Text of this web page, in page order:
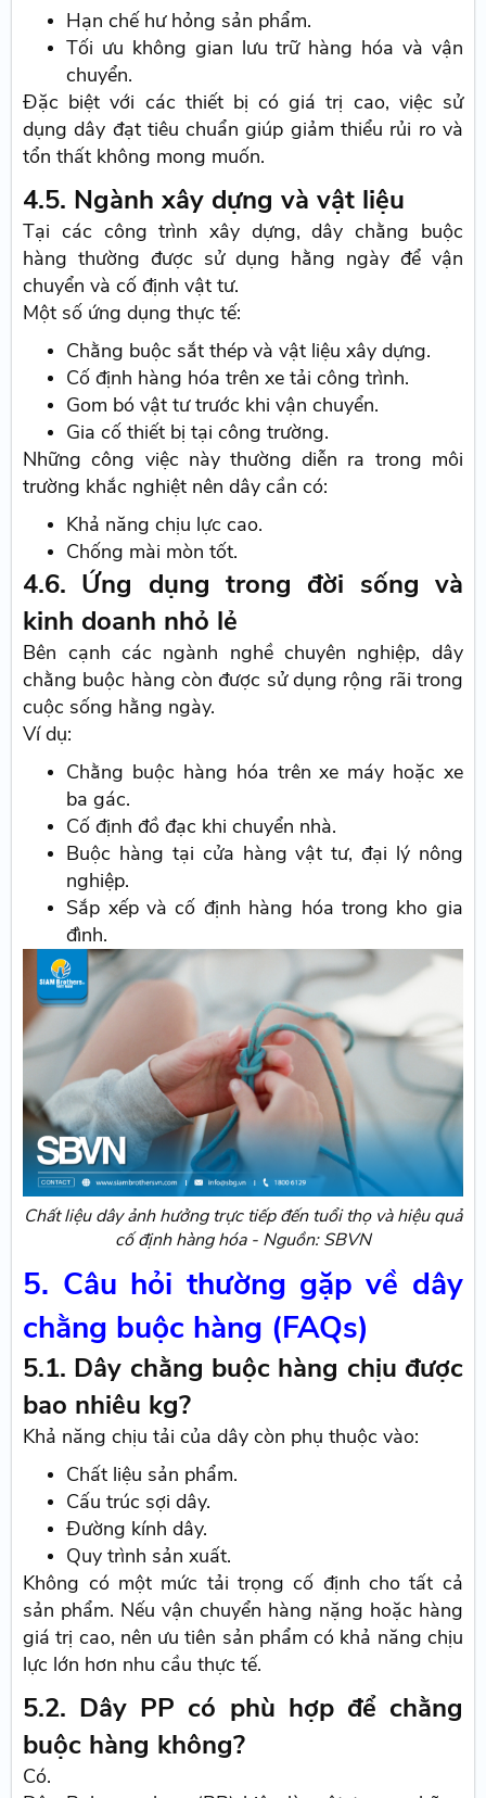
Hạn chế hư hỏng sản phẩm.
Tối ưu không gian lưu trữ hàng hóa và vận
chuyển.
Đặc biệt với các thiết bị có giá trị cao, việc sử
dụng dây đạt tiêu chuẩn giúp giảm thiểu rủi ro và
tổn thất không mong muốn.
4.5. Ngành xây dựng và vật liệu
Tại các công trình xây dựng, dây chằng buộc
hàng thường được sử dụng hằng ngày để vận
chuyển và cố định vật tư.
Một số ứng dụng thực tế:
Chằng buộc sắt thép và vật liệu xây dựng.
Cố định hàng hóa trên xe tải công trình.
Gom bó vật tư trước khi vận chuyển.
Gia cố thiết bị tại công trường.
Những công việc này thường diễn ra trong môi
trường khắc nghiệt nên dây cần có:
Khả năng chịu lực cao.
Chống mài mòn tốt.
4.6. Ứng dụng trong đời sống và
kinh doanh nhỏ lẻ
Bên cạnh các ngành nghề chuyên nghiệp, dây
chằng buộc hàng còn được sử dụng rộng rãi trong
cuộc sống hằng ngày.
Ví dụ:
Chằng buộc hàng hóa trên xe máy hoặc xe
ba gác.
Cố định đồ đạc khi chuyển nhà.
Buộc hàng tại cửa hàng vật tư, đại lý nông
nghiệp.
Sắp xếp và cố định hàng hóa trong kho gia
đình.
Chất liệu dây ảnh hưởng trực tiếp đến tuổi thọ và hiệu quả
cố định hàng hóa - Nguồn: SBVN
5. Câu hỏi thường gặp về dây
chằng buộc hàng (FAQs)
5.1. Dây chằng buộc hàng chịu được
bao nhiêu kg?
Khả năng chịu tải của dây còn phụ thuộc vào:
Chất liệu sản phẩm.
Cấu trúc sợi dây.
Đường kính dây.
Quy trình sản xuất.
Không có một mức tải trọng cố định cho tất cả
sản phẩm. Nếu vận chuyển hàng nặng hoặc hàng
giá trị cao, nên ưu tiên sản phẩm có khả năng chịu
lực lớn hơn nhu cầu thực tế.
5.2. Dây PP có phù hợp để chằng
buộc hàng không?
Có.